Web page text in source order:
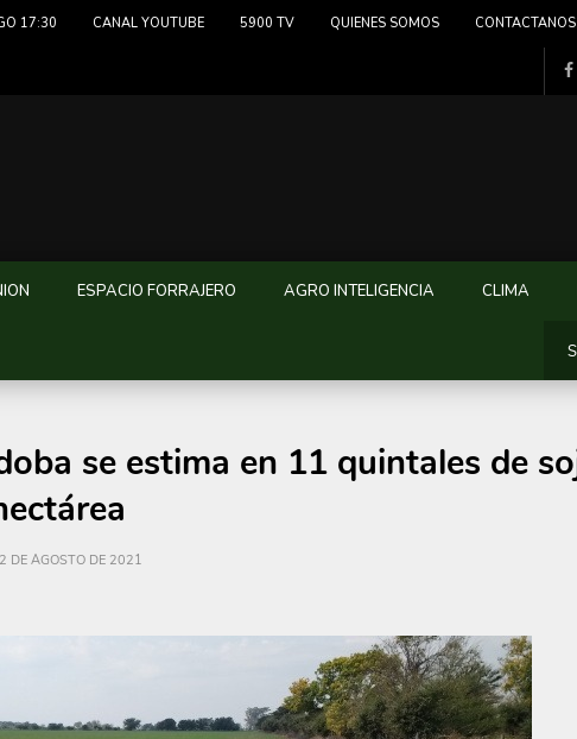
17:30 CANAL YOUTUBE 5900 TV QUIENES SOMOS CONTACTANOS
ESPACIO FORRAJERO AGRO INTELIGENCIA CLIMA
se estima en 11 quintales de
DE AGOSTO DE 2021